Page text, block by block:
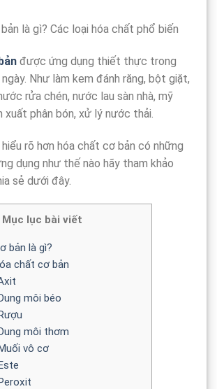
là gì? Các loại hóa chất phổ biến
được ứng dụng thiết thực trong
Như làm kem đánh răng, bột giặt,
rửa chén, nước lau sàn nhà, mỹ
xuất phân bón, xử lý nước thải.
rõ hơn hóa chất cơ bản có những
dụng như thế nào hãy tham khảo
sẻ dưới đây.
Mục lục bài viết
bản là gì?
chất cơ bản
môi béo
môi thơm
vô cơ